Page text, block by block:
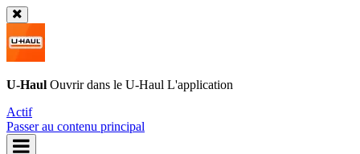
U-Haul Ouvrir dans le U-Haul L'application
Actif
Passer au contenu principal